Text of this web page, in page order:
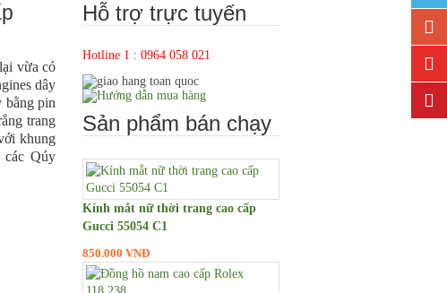
vừa có
dây
bằng pin
trang
khung
các Qúy
Hỗ trợ trực tuyến
Hotline 1 : 0964 058 021
Sản phẩm bán chạy
Kính mắt nữ thời trang cao cấp
Gucci 55054 C1
850.000 VNĐ